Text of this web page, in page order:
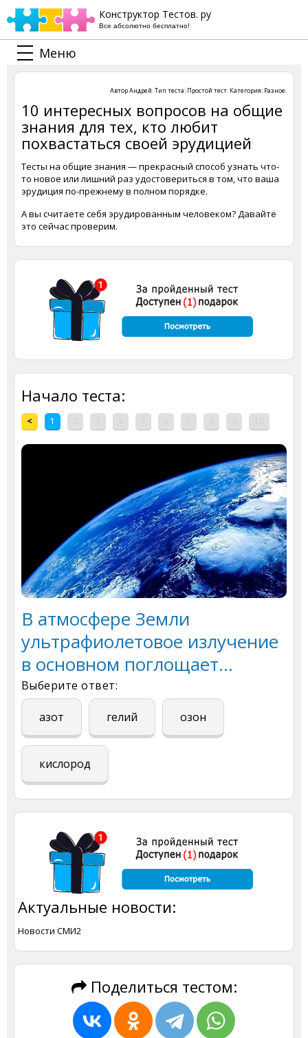
Конструктор Тестов. ру
Все абсолютно бесплатно!
Меню
АвторАндрей. Тип теста: Простой тест. Категория: Разное.
10 интересных вопросов на общие
знания для тех, кто любит
похвастаться своей эрудицией
Тесты на общие знания — прекрасный способ узнать что-
то новое или лишний раз удостовериться в том, что ваша
эрудиция по-прежнему в полном порядке.
А вы считаете себя эрудированным человеком? Давайте
это сейчас проверим.
Начало теста:
< 1
В атмосфере Земли
ультрафиолетовое излучение
в основном поглощает…
Выберите ответ:
азот гелий озон
кислород
Актуальные новости:
Новости СМИ2
Поделиться тестом: